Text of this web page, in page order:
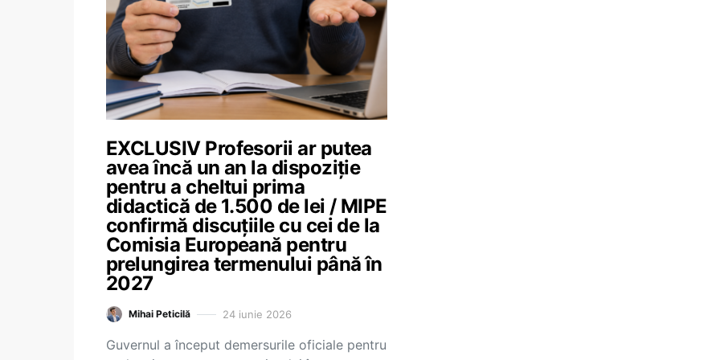
EXCLUSIV Profesorii ar putea
avea încă un an la dispoziție
pentru a cheltui prima
didactică de 1.500 de lei / MIPE
confirmă discuțiile cu cei de la
Comisia Europeană pentru
prelungirea termenului până în
2027
Mihai Peticilă 24 iunie 2026
Guvernul a început demersurile oficiale pentru